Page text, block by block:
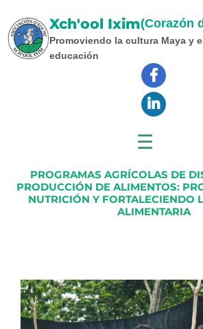
contenido
Xch'ool Ixim(Corazón
Promoviendo la cultura Maya y
educación
☰
PROGRAMAS AGRÍCOLAS DE
PRODUCCIÓN DE ALIMENTOS:
NUTRICIÓN Y FORTALECIENDO
ALIMENTARIA